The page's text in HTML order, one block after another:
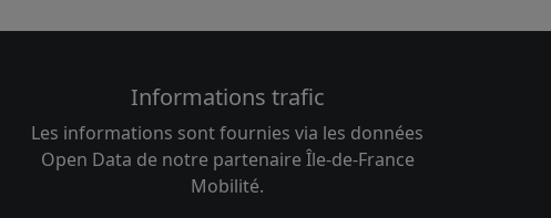
Informations trafic
Les informations sont fournies via les données
Open Data de notre partenaire Île-de-France
Mobilité.